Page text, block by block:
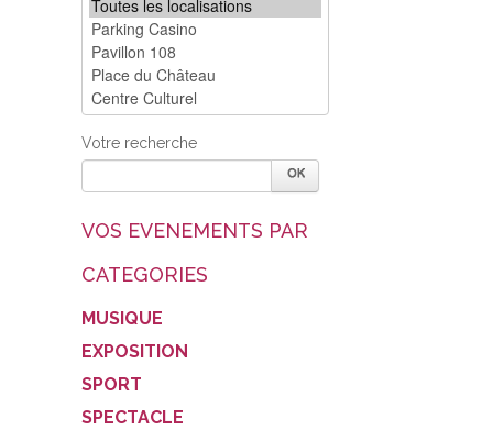
Votre recherche
VOS EVENEMENTS PAR
CATEGORIES
MUSIQUE
EXPOSITION
SPORT
SPECTACLE